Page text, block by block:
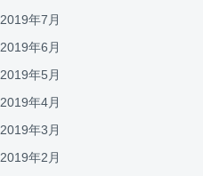
2019年7月
2019年6月
2019年5月
2019年4月
2019年3月
2019年2月